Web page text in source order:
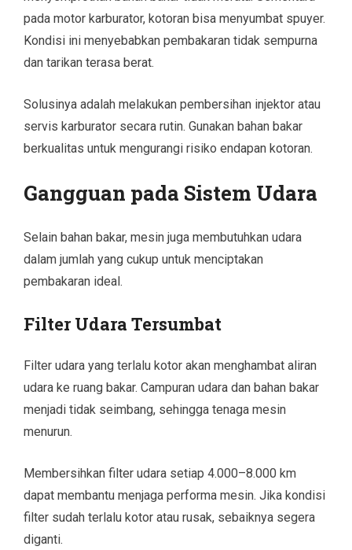
pada motor karburator, kotoran bisa menyumbat spuyer.
Kondisi ini menyebabkan pembakaran tidak sempurna
dan tarikan terasa berat.
Solusinya adalah melakukan pembersihan injektor atau
servis karburator secara rutin. Gunakan bahan bakar
berkualitas untuk mengurangi risiko endapan kotoran.
Gangguan pada Sistem Udara
Selain bahan bakar, mesin juga membutuhkan udara
dalam jumlah yang cukup untuk menciptakan
pembakaran ideal.
Filter Udara Tersumbat
Filter udara yang terlalu kotor akan menghambat aliran
udara ke ruang bakar. Campuran udara dan bahan bakar
menjadi tidak seimbang, sehingga tenaga mesin
menurun.
Membersihkan filter udara setiap 4.000–8.000 km
dapat membantu menjaga performa mesin. Jika kondisi
filter sudah terlalu kotor atau rusak, sebaiknya segera
diganti.